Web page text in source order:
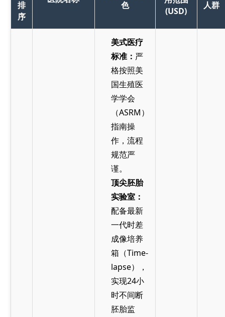
排
序
色
(USD)
人群
美式医疗
标准： 严
格按照美
国生殖医
学学会
（ASRM）
指南操
作，流程
规范严
谨。
顶尖胚胎
实验室：
配备最新
一代时差
成像培养
箱（Time-
lapse），
实现24小
时不间断
胚胎监